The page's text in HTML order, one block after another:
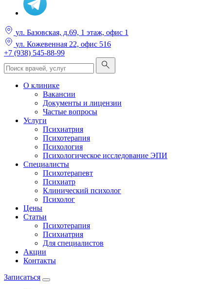
ул. Базовская, д.69, 1 этаж, офис 1
ул. Кожевенная 22, офис 516
+7 (938) 545-88-99
О клинике
Вакансии
Документы и лицензии
Частые вопросы
Услуги
Психиатрия
Психотерапия
Психология
Психологическое исследование ЭПИ
Специалисты
Психотерапевт
Психиатр
Клинический психолог
Психолог
Цены
Статьи
Психотерапия
Психиатрия
Для специалистов
Акции
Контакты
Записаться